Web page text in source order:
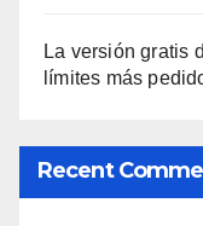
La versión gratis
límites más
Recent